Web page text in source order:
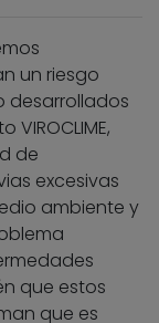
un riesgo
desarrollados
de
excesivas
ambiente y
que estos
que es